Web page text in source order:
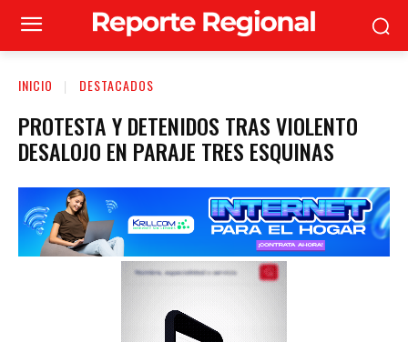
INICIO DESTACADOS
PROTESTA Y DETENIDOS TRAS VIOLENTO
DESALOJO EN PARAJE TRES ESQUINAS